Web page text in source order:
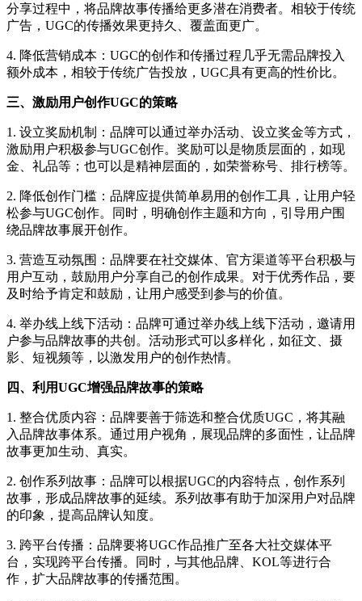
分享过程中，将品牌故事传播给更多潜在消费者。相较于传统
广告，UGC的传播效果更持久、覆盖面更广。
4. 降低营销成本：UGC的创作和传播过程几乎无需品牌投入
额外成本，相较于传统广告投放，UGC具有更高的性价比。
三、激励用户创作UGC的策略
1. 设立奖励机制：品牌可以通过举办活动、设立奖金等方式，
激励用户积极参与UGC创作。奖励可以是物质层面的，如现
金、礼品等；也可以是精神层面的，如荣誉称号、排行榜等。
2. 降低创作门槛：品牌应提供简单易用的创作工具，让用户轻
松参与UGC创作。同时，明确创作主题和方向，引导用户围
绕品牌故事展开创作。
3. 营造互动氛围：品牌要在社交媒体、官方渠道等平台积极与
用户互动，鼓励用户分享自己的创作成果。对于优秀作品，要
及时给予肯定和鼓励，让用户感受到参与的价值。
4. 举办线上线下活动：品牌可通过举办线上线下活动，邀请用
户参与品牌故事的共创。活动形式可以多样化，如征文、摄
影、短视频等，以激发用户的创作热情。
四、利用UGC增强品牌故事的策略
1. 整合优质内容：品牌要善于筛选和整合优质UGC，将其融
入品牌故事体系。通过用户视角，展现品牌的多面性，让品牌
故事更加生动、真实。
2. 创作系列故事：品牌可以根据UGC的内容特点，创作系列
故事，形成品牌故事的延续。系列故事有助于加深用户对品牌
的印象，提高品牌认知度。
3. 跨平台传播：品牌要将UGC作品推广至各大社交媒体平
台，实现跨平台传播。同时，与其他品牌、KOL等进行合
作，扩大品牌故事的传播范围。